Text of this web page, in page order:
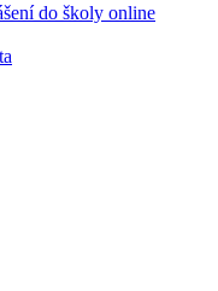
do školy online